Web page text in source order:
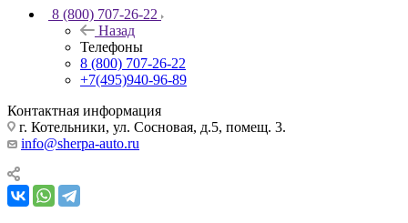
8 (800) 707-26-22
Назад
Телефоны
8 (800) 707-26-22
+7(495)940-96-89
Контактная информация
г. Котельники, ул. Сосновая, д.5, помещ. 3.
info@sherpa-auto.ru